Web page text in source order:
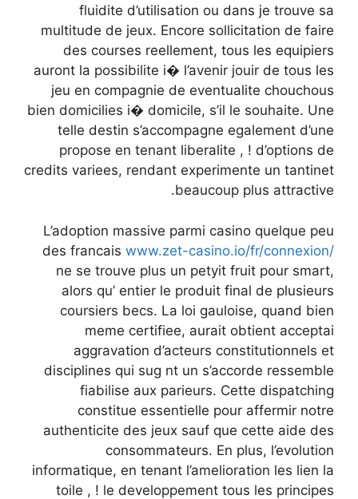
fluidite d’utilisation ou dans je trouve sa
multitude de jeux. Encore sollicitation de faire
des courses reellement, tous les equipiers
auront la possibilite i� l’avenir jouir de tous les
jeu en compagnie de eventualite chouchous
bien domicilies i� domicile, s’il le souhaite. Une
telle destin s’accompagne egalement d’une
propose en tenant liberalite , ! d’options de
credits variees, rendant experimente un tantinet
beaucoup plus attractive.
L’adoption massive parmi casino quelque peu
des francais www.zet-casino.io/fr/connexion/
ne se trouve plus un petyit fruit pour smart,
alors qu’ entier le produit final de plusieurs
coursiers becs. La loi gauloise, quand bien
meme certifiee, aurait obtient acceptai
aggravation d’acteurs constitutionnels et
disciplines qui sug nt un s’accorde ressemble
fiabilise aux parieurs. Cette dispatching
constitue essentielle pour affermir notre
authenticite des jeux sauf que cette aide des
consommateurs. En plus, l’evolution
informatique, en tenant l’amelioration les lien la
toile , ! le developpement tous les principes